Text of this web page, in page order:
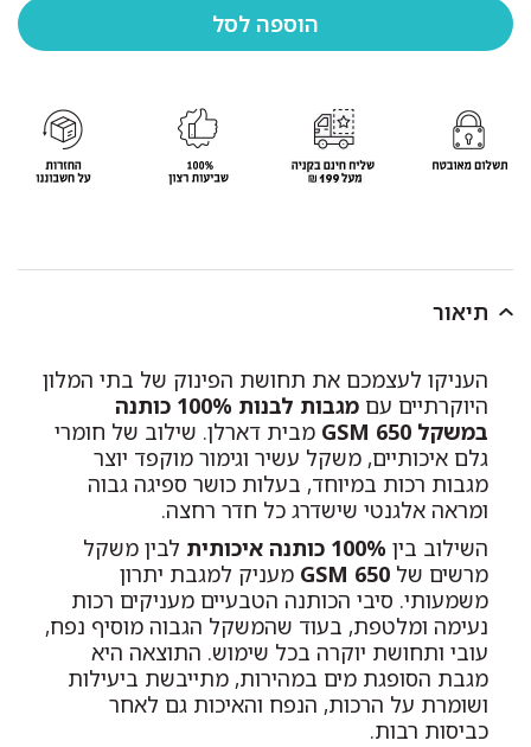
תיאור
העניקו לעצמכם את תחושת הפינוק של בתי המלון
היוקרתיים עם
מגבות לבנות 100% כותנה
במשקל 650 GSM
מבית דארלן. שילוב של חומרי
גלם איכותיים, משקל עשיר וגימור מוקפד יוצר
מגבות רכות במיוחד, בעלות כושר ספיגה גבוה
ומראה אלגנטי שישדרג כל חדר רחצה.
השילוב בין 100% כותנה איכותית
לבין משקל
מרשים של 650 GSM
מעניק למגבת יתרון
משמעותי. סיבי הכותנה הטבעיים מעניקים רכות
נעימה ומלטפת, בעוד שהמשקל הגבוה מוסיף נפח,
עובי ותחושת יוקרה בכל שימוש. התוצאה היא
מגבת הסופגת מים במהירות, מתייבשת ביעילות
ושומרת על הרכות, הנפח והאיכות גם לאחר
כביסות רבות.